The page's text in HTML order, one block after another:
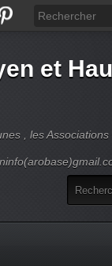
et
, les